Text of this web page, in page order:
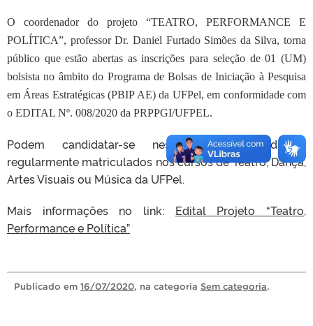
O coordenador do projeto “TEATRO, PERFORMANCE E
POLÍTICA”, professor Dr. Daniel Furtado Simões da Silva, torna
público que estão abertas as inscrições para seleção de 01 (UM)
bolsista no âmbito do Programa de Bolsas de Iniciação à Pesquisa
em Áreas Estratégicas (PBIP AE) da UFPel, em conformidade com
o EDITAL Nº. 008/2020 da PRPPGI/UFPEL.
Podem candidatar-se nesse edital estudantes
regularmente matriculados nos cursos de Teatro, Dança,
Artes Visuais ou Música da UFPel.
Mais informações no link: Edital Projeto “Teatro,
Performance e Política”
Publicado em 16/07/2020, na categoria Sem categoria.